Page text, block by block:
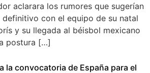
aclarara los rumores que sugerían
con el equipo de su natal
y su llegada al béisbol mexicano
postura […]
la convocatoria de España para el